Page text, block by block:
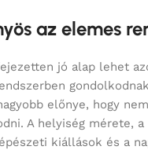
az elemes
jó alap lehet
előnye, hogy
A helyiség mérete,
kiállások és a